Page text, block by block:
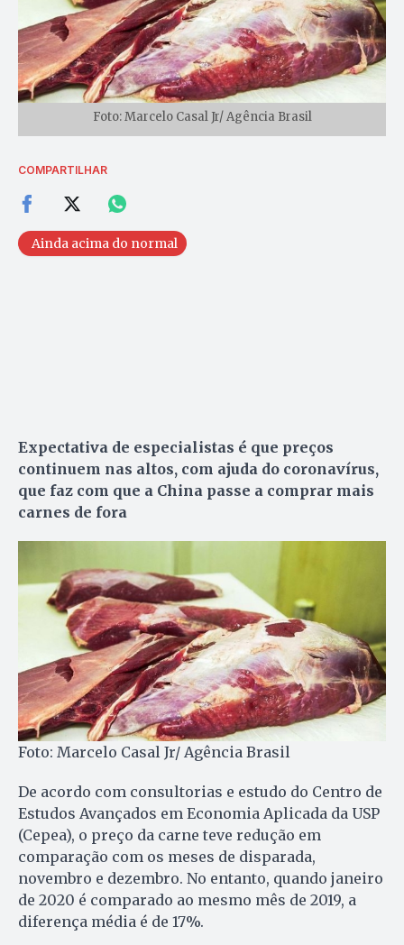
Foto: Marcelo Casal Jr/ Agência Brasil
COMPARTILHAR
Ainda acima do normal
Expectativa de especialistas é que preços
continuem nas altos, com ajuda do coronavírus,
que faz com que a China passe a comprar mais
carnes de fora
Foto: Marcelo Casal Jr/ Agência Brasil
De acordo com consultorias e estudo do Centro de
Estudos Avançados em Economia Aplicada da USP
(Cepea), o preço da carne teve redução em
comparação com os meses de disparada,
novembro e dezembro. No entanto, quando janeiro
de 2020 é comparado ao mesmo mês de 2019, a
diferença média é de 17%.